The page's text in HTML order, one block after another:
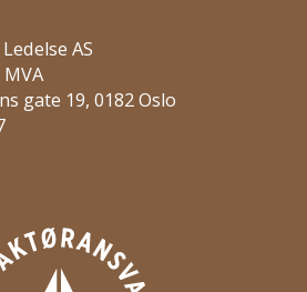
AS
gate 19, 0182 Oslo